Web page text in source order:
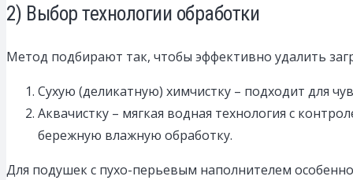
2) Выбор технологии обработки
Метод подбирают так, чтобы эффективно удалить
Сухую (деликатную) химчистку – подходит для
Аквачистку – мягкая водная технология с
бережную влажную обработку.
Для подушек с пухо-перьевым наполнителем